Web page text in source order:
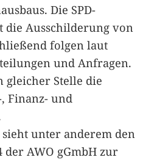
Die SPD-
die Ausschilderung von
folgen laut
und Anfragen.
gleicher Stelle die
Finanz- und
unter anderem den
der AWO gGmbH zur